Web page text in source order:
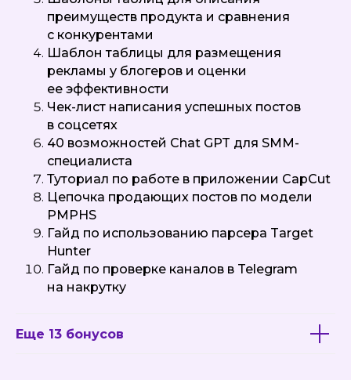
преимуществ продукта и сравнения
с конкурентами
Шаблон таблицы для размещения
рекламы у блогеров и оценки
ее эффективности
Чек-лист написания успешных постов
в соцсетях
40 возможностей Chat GPT для SMM-
специалиста
Туториал по работе в приложении CapCut
Цепочка продающих постов по модели
PMPHS
Гайд по использованию парсера Target
Hunter
Гайд по проверке каналов в Telegram
на накрутку
Еще 13 бонусов